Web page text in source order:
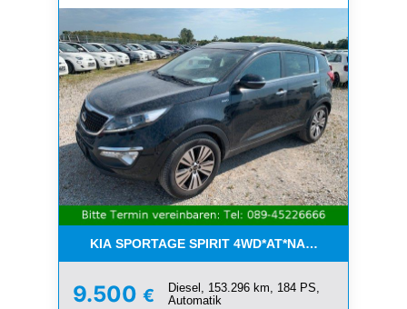
KIA SPORTAGE SPIRIT 4WD*AT*NAVI*8-
9.500 €
Diesel, 153.296 km, 184 PS,
Automatik